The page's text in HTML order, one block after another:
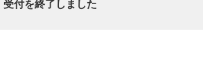
受付を終了しました